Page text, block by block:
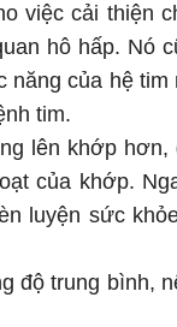
việc cải thiện
hô hấp. Nó
của hệ
tim.
lên khớp hơn,
của khớp.
luyện sức
độ trung bình,